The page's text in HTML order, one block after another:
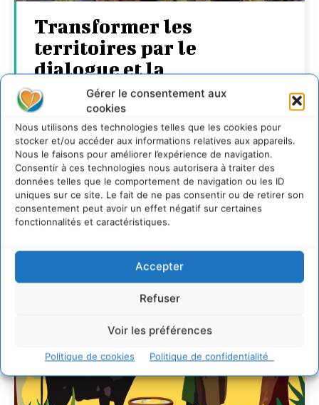
Gérer le consentement aux
cookies
Nous utilisons des technologies telles que les cookies pour
stocker et/ou accéder aux informations relatives aux appareils.
Nous le faisons pour améliorer l’expérience de navigation.
Consentir à ces technologies nous autorisera à traiter des
données telles que le comportement de navigation ou les ID
uniques sur ce site. Le fait de ne pas consentir ou de retirer son
consentement peut avoir un effet négatif sur certaines
fonctionnalités et caractéristiques.
Accepter
Refuser
Voir les préférences
Politique de cookies Politique de confidentialité
Transformer les
territoires par le
dialogue et la
coopération avec un
Commun
d’Accompagnement des
Transitions
CYRILLE SOUCHE - 7 AOÛT 2026